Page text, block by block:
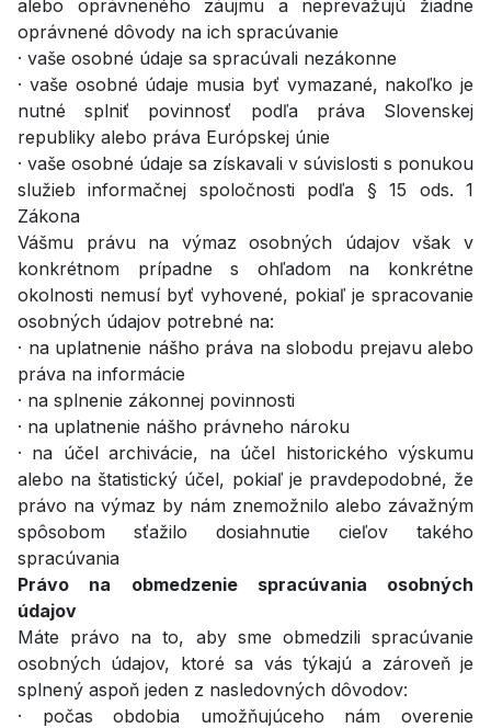
alebo oprávneného záujmu a neprevažujú žiadne
oprávnené dôvody na ich spracúvanie
· vaše osobné údaje sa spracúvali nezákonne
· vaše osobné údaje musia byť vymazané, nakoľko je
nutné splniť povinnosť podľa práva Slovenskej
republiky alebo práva Európskej únie
· vaše osobné údaje sa získavali v súvislosti s ponukou
služieb informačnej spoločnosti podľa § 15 ods. 1
Zákona
Vášmu právu na výmaz osobných údajov však v
konkrétnom prípadne s ohľadom na konkrétne
okolnosti nemusí byť vyhovené, pokiaľ je spracovanie
osobných údajov potrebné na:
· na uplatnenie nášho práva na slobodu prejavu alebo
práva na informácie
· na splnenie zákonnej povinnosti
· na uplatnenie nášho právneho nároku
· na účel archivácie, na účel historického výskumu
alebo na štatistický účel, pokiaľ je pravdepodobné, že
právo na výmaz by nám znemožnilo alebo závažným
spôsobom sťažilo dosiahnutie cieľov takého
spracúvania
Právo na obmedzenie spracúvania osobných
údajov
Máte právo na to, aby sme obmedzili spracúvanie
osobných údajov, ktoré sa vás týkajú a zároveň je
splnený aspoň jeden z nasledovných dôvodov:
· počas obdobia umožňujúceho nám overenie